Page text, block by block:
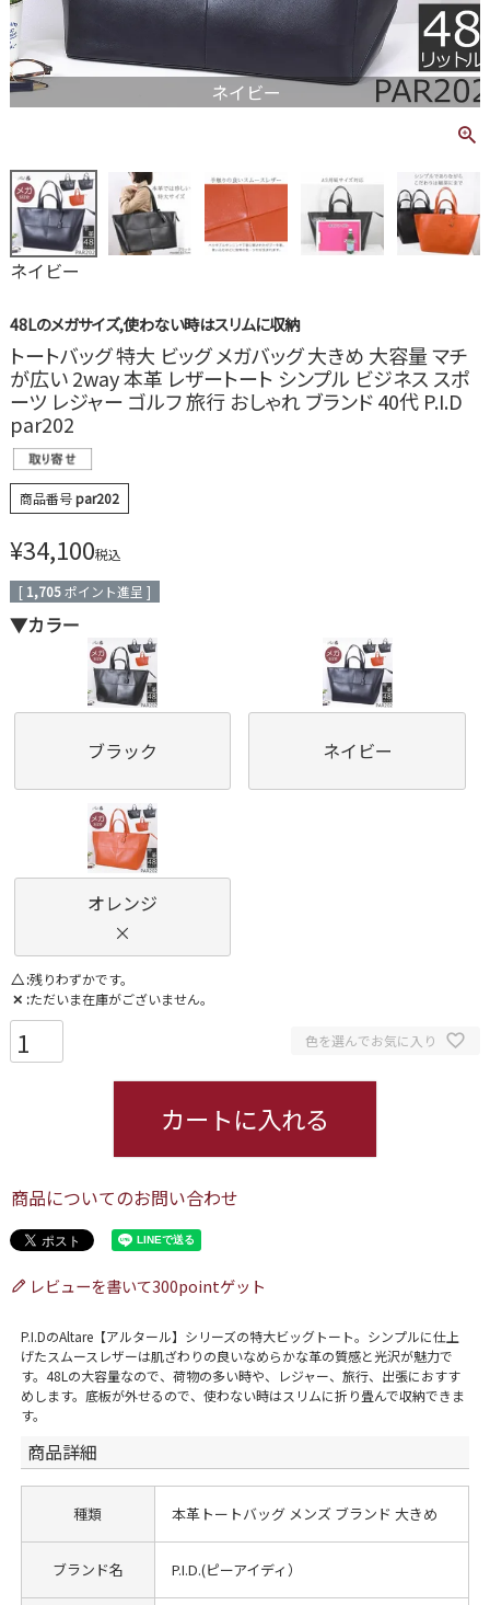
ネイビー
ネイビー
48Lのメガサイズ,使わない時はスリムに収納
トートバッグ 特大 ビッグ メガバッグ 大きめ 大容量 マチ
が広い 2way 本革 レザートート シンプル ビジネス スポ
ーツ レジャー ゴルフ 旅行 おしゃれ ブランド 40代 P.I.D
par202
商品番号par202
¥34,100税込
[ 1,705ポイント進呈 ]
▼カラー
ブラック ネイビー
オレンジ
×
△ 残りわずかです。
✕ ただいま在庫がございません。
色を選んでお気に入り
カートに入れる
商品についてのお問い合わせ
レビューを書いて300pointゲット
P.I.DのAltare【アルタール】シリーズの特大ビッグトート。シンプルに仕上
げたスムースレザーは肌ざわりの良いなめらかな革の質感と光沢が魅力で
す。48Lの大容量なので、荷物の多い時や、レジャー、旅行、出張におすす
めします。底板が外せるので、使わない時はスリムに折り畳んで収納できま
す。
商品詳細
種類 本革トートバッグ メンズ ブランド 大きめ
ブランド名 P.I.D.(ピーアイディ）